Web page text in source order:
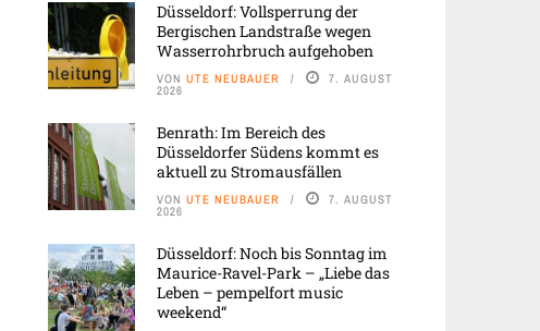
Düsseldorf: Vollsperrung der
Bergischen Landstraße wegen
Wasserrohrbruch aufgehoben
VON UTE NEUBAUER 7. AUGUST
2026
Benrath: Im Bereich des
Düsseldorfer Südens kommt es
aktuell zu Stromausfällen
VON UTE NEUBAUER 7. AUGUST
2026
Düsseldorf: Noch bis Sonntag im
Maurice-Ravel-Park – „Liebe das
Leben – pempelfort music
weekend“